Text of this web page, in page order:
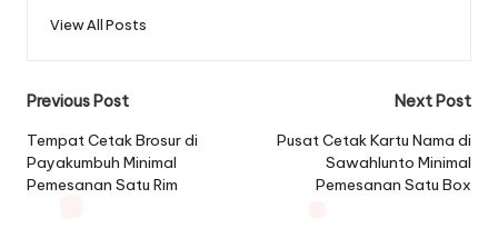
View All Posts
Post
navigation
Previous Post
Tempat Cetak Brosur di
Payakumbuh Minimal
Pemesanan Satu Rim
Next Post
Pusat Cetak Kartu Nama di
Sawahlunto Minimal
Pemesanan Satu Box